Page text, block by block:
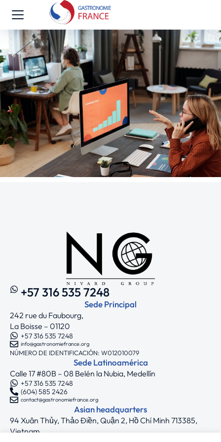
+57 316 535 7248
Sede Principal
242 rue du Faubourg,
La Boisse – 01120
+57 316 535 7248
info@gastronomiefrance.org
NÚMERO DE IDENTIFICACIÓN: W012010079
Sede Latinoamérica
Calle 17 #80B – 08 Belén la Nubia, Medellín
+57 316 535 7248
(604) 585 2426
contact@gastronomiefrance.org
Asian headquarters
94 Xuân Thủy, Thảo Điền, Quận 2, Hồ Chí Minh 713385,
Vietnam